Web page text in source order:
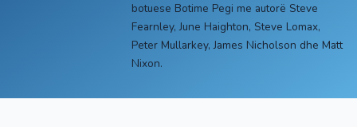
botuese Botime Pegi me autorë Steve
Fearnley, June Haighton, Steve Lomax,
Peter Mullarkey, James Nicholson dhe Matt
Nixon.